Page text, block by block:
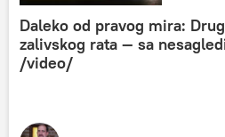
Daleko od pravog mira:
zalivskog rata — sa
/video/